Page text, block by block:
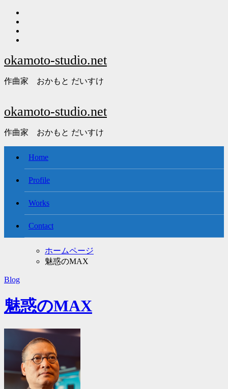
キ
ッ
プ
okamoto-studio.net
作曲家 おかもと だいすけ
okamoto-studio.net
作曲家 おかもと だいすけ
Home
Profile
Works
Contact
ホームページ
魅惑のMAX
Blog
魅惑のMAX